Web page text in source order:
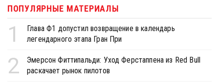
ПОПУЛЯРНЫЕ МАТЕРИАЛЫ
1
Глава Ф1 допустил возвращение в календарь
легендарного этапа Гран При
2
Эмерсон Фиттипальди: Уход Ферстаппена из Red Bull
раскачает рынок пилотов